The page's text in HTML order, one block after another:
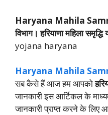
Haryana Mahila
विभाग। हरियाणा महिला समृद्धि
yojana haryana
Haryana Mahila
सब कैसे हैं आज हम आपको
जानकारी इस आर्टिकल के
जानकारी प्राप्त करने के